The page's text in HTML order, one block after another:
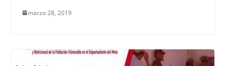
marzo 28, 2019